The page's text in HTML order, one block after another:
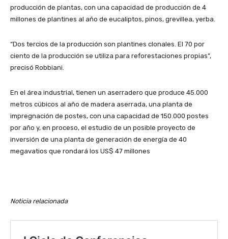
producción de plantas, con una capacidad de producción de 4
millones de plantines al año de eucaliptos, pinos, grevillea, yerba.
“Dos tercios de la producción son plantines clonales. El 70 por
ciento de la producción se utiliza para reforestaciones propias”,
precisó Robbiani.
En el área industrial, tienen un aserradero que produce 45.000
metros cúbicos al año de madera aserrada, una planta de
impregnación de postes, con una capacidad de 150.000 postes
por año y, en proceso, el estudio de un posible proyecto de
inversión de una planta de generación de energía de 40
megavatios que rondará los US$ 47 millones
Noticia relacionada